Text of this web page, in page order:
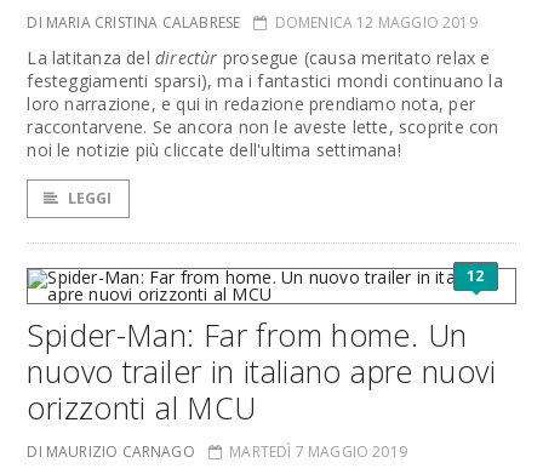
DI MARIA CRISTINA CALABRESE DOMENICA 12 MAGGIO 2019
La latitanza del directùr prosegue (causa meritato relax e
festeggiamenti sparsi), ma i fantastici mondi continuano la
loro narrazione, e qui in redazione prendiamo nota, per
raccontarvene. Se ancora non le aveste lette, scoprite con
noi le notizie più cliccate dell'ultima settimana!
LEGGI
12
Spider-Man: Far from home. Un
nuovo trailer in italiano apre nuovi
orizzonti al MCU
DI MAURIZIO CARNAGO MARTEDÌ 7 MAGGIO 2019